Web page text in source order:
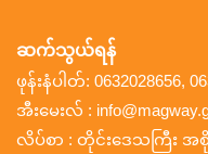
ဆက်သွယ်ရန်
ဖုန်းနံပါတ်: 0632028656,
အီးမေးလ် :
လိပ်စာ : တိုင်းဒေသကြီး အစို